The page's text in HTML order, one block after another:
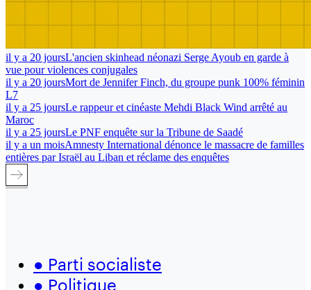
il y a 20 joursL'ancien skinhead néonazi Serge Ayoub en garde à
vue pour violences conjugales
il y a 20 joursMort de Jennifer Finch, du groupe punk 100% féminin
L7
il y a 25 joursLe rappeur et cinéaste Mehdi Black Wind arrêté au
Maroc
il y a 25 joursLe PNF enquête sur la Tribune de Saadé
il y a un moisAmnesty International dénonce le massacre de familles
entières par Israël au Liban et réclame des enquêtes
● Parti socialiste
● Politique